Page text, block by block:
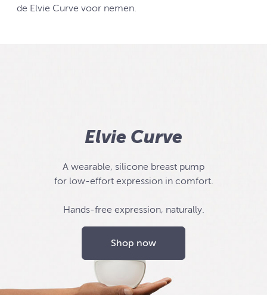
de Elvie Curve voor nemen.
Elvie Curve
A wearable, silicone breast pump
for low-effort expression in comfort.
Hands-free expression, naturally.
Shop now